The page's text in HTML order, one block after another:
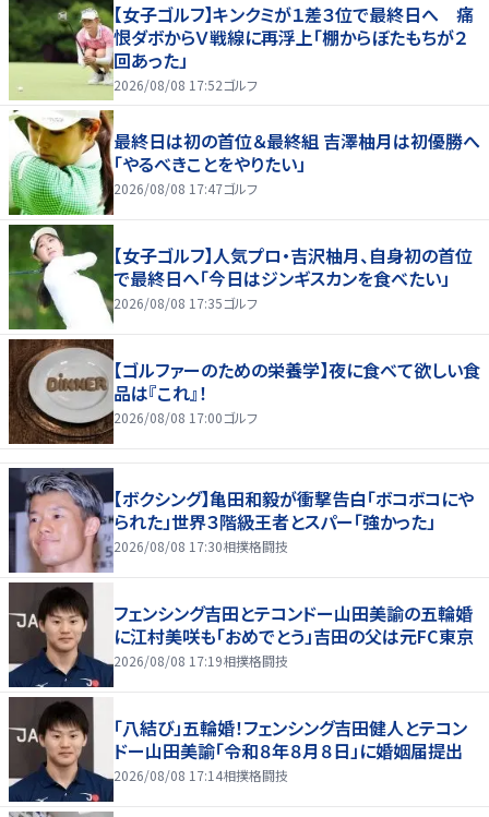
【女子ゴルフ】キンクミが１差３位で最終日へ 痛
恨ダボからＶ戦線に再浮上「棚からぼたもちが２
回あった」
2026/08/08 17:52ゴルフ
最終日は初の首位＆最終組 吉澤柚月は初優勝へ
「やるべきことをやりたい」
2026/08/08 17:47ゴルフ
【女子ゴルフ】人気プロ・吉沢柚月、自身初の首位
で最終日へ「今日はジンギスカンを食べたい」
2026/08/08 17:35ゴルフ
【ゴルファーのための栄養学】夜に食べて欲しい食
品は『これ』！
2026/08/08 17:00ゴルフ
【ボクシング】亀田和毅が衝撃告白「ボコボコにや
られた」世界３階級王者とスパー「強かった」
2026/08/08 17:30相撲格闘技
フェンシング吉田とテコンドー山田美諭の五輪婚
に江村美咲も「おめでとう」吉田の父は元FC東京
2026/08/08 17:19相撲格闘技
「八結び」五輪婚！フェンシング吉田健人とテコン
ドー山田美諭「令和８年８月８日」に婚姻届提出
2026/08/08 17:14相撲格闘技